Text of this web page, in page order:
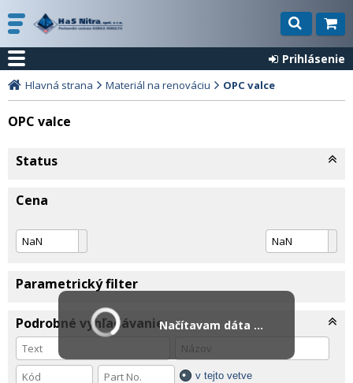
Prihlásenie
Hlavná strana Materiál na renováciu OPC valce
OPC valce
Status
Cena
Parametrický filter
Podrobné vyhľadávanie
v tejto vetve
Načítavam dáta ...